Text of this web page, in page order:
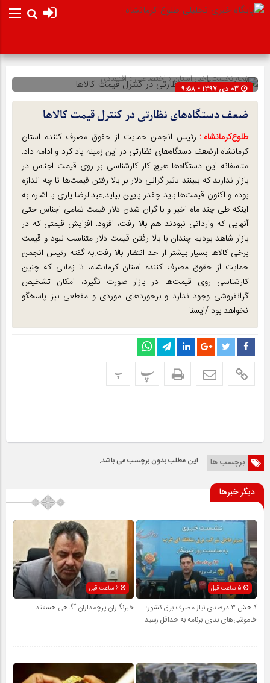
صفحه نخستاخبار استان»اختصاصی»اقتصادی
03 دی 1397 - 9:58
شناسه : 14057
ضعف دستگاه‌های نظارتی در کنترل قیمت کالاها
طلوع‌‌کرمانشاه : رئیس انجمن حمایت از حقوق مصرف کننده استان
کرمانشاه ازضعف دستگاه‌های نظارتی در این زمینه یاد کرد و ادامه داد:
متاسفانه این دستگاه‌ها هیچ کار کارشناسی بر روی قیمت اجناس در
بازار ندارند که ببینند تاثیر گرانی دلار بر بالا رفتن قیمت‌ها تا چه اندازه
بوده و اکنون قیمت‌ها باید چقدر پایین بیاید.عبدالرضا یاری با اشاره به
اینکه طی چند ماه اخیر و با گران شدن دلار قیمت تمامی اجناس حتی
آنهایی که وارداتی نبودند هم بالا رفت، افزود: افزایش قیمتی که در
بازار شاهد بودیم چندان با بالا رفتن قیمت دلار متناسب نبود و قیمت
برخی کالاها بسیار بیشتر از حد انتظار بالا رفت.به گفته رئیس انجمن
حمایت از حقوق مصرف کننده استان کرمانشاه، تا زمانی که چنین
کارشناسی روی قیمت‌ها در بازار صورت نگیرد، امکان تشخیص
گرانفروشی وجود ندارد و برخوردهای موردی و مقطعی نیز پاسخگو
نخواهد بود./ایسنا
پ پ
برچسب ها این مطلب بدون برچسب می باشد.
دیگر خبرها
کاهش ۳ درصدی نیاز مصرف برق کشور؛
خاموشی‌های بدون برنامه به حداقل رسید
خبرنگاران پرچمداران آگاهی هستند